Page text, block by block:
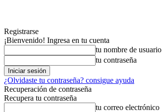
Registrarse
¡Bienvenido! Ingresa en tu cuenta
tu nombre de usuario
tu contraseña
¿Olvidaste tu contraseña? consigue ayuda
Recuperación de contraseña
Recupera tu contraseña
tu correo electrónico